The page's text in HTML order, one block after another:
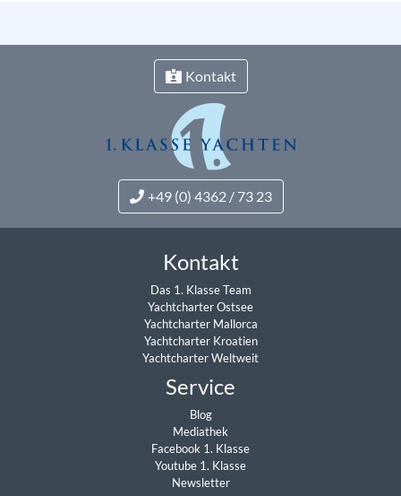
Kontakt
+49 (0) 4362 / 73 23
Kontakt
Das 1. Klasse Team
Yachtcharter Ostsee
Yachtcharter Mallorca
Yachtcharter Kroatien
Yachtcharter Weltweit
Service
Blog
Mediathek
Facebook 1. Klasse
Youtube 1. Klasse
Newsletter